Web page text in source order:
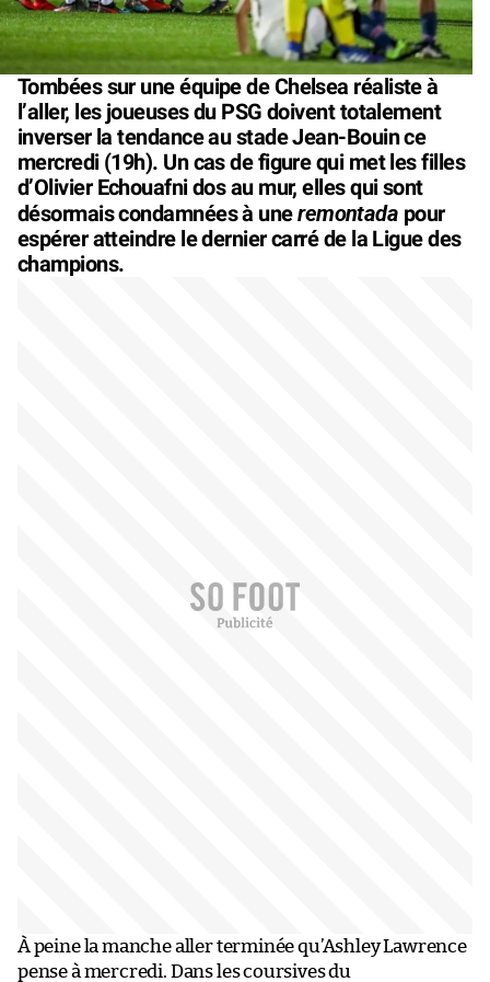
Tombées sur une équipe de Chelsea réaliste à
l’aller, les joueuses du PSG doivent totalement
inverser la tendance au stade Jean-Bouin ce
mercredi (19h). Un cas de figure qui met les filles
d’Olivier Echouafni dos au mur, elles qui sont
désormais condamnées à uneremontada pour
espérer atteindre le dernier carré de la Ligue des
champions.
À peine la manche aller terminée qu’Ashley Lawrence
pense à mercredi. Dans les coursives du